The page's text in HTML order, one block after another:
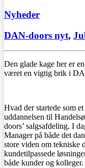
Nyheder
DAN-doors nyt,
Den glade kage her er
været en vigtig brik i
Hvad der startede som
uddannelsen til
doors’ salgsafdeling. I
Manager på både det
store viden om tekniske
kundetilpassede
både kunder og kolleger.